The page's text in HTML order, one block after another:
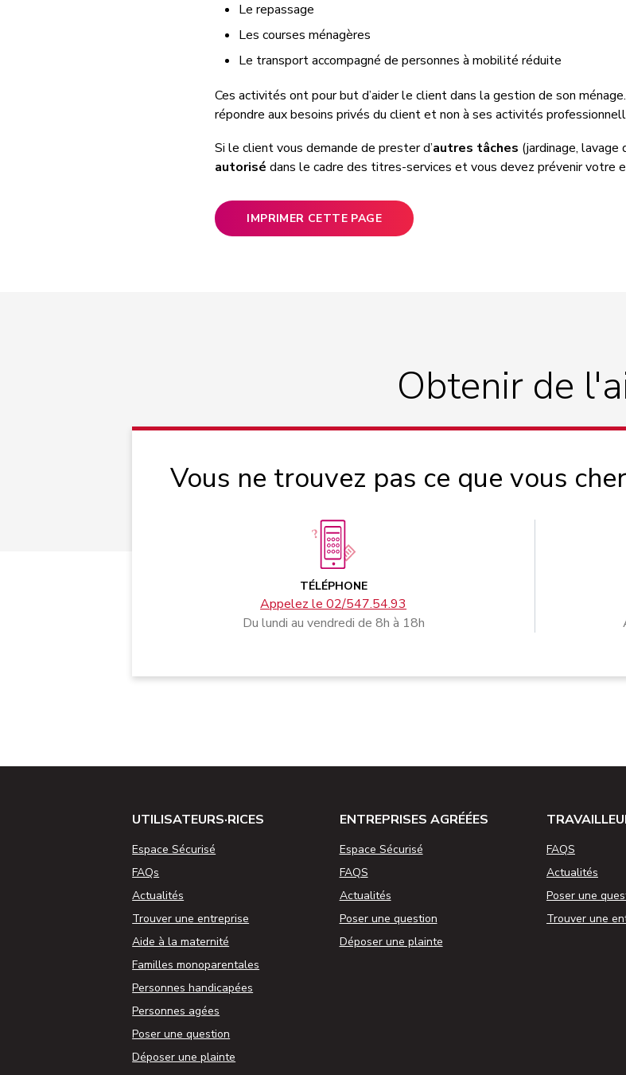
Le repassage
Les courses ménagères
Le transport accompagné de personnes à mobilité réduite
Ces activités ont pour but d’aider le client dans la gestion de son
répondre aux besoins privés du client et non à ses activités
Si le client vous demande de prester d’autres tâches (jardinage,
autorisé dans le cadre des titres-services et vous devez prévenir votre
IMPRIMER CETTE PAGE
Obtenir de
Vous ne trouvez pas ce que vous
TÉLÉPHONE
Appelez le 02/547.54.93
Du lundi au vendredi de 8h à 18h
UTILISATEURS·RICES
Espace Sécurisé
FAQs
Actualités
Trouver une entreprise
Aide à la maternité
Familles monoparentales
Personnes handicapées
Personnes agées
Poser une question
Déposer une plainte
ENTREPRISES AGRÉÉES
Espace Sécurisé
FAQS
Actualités
Poser une question
Déposer une plainte
FAQS
Actualités
Poser une
Trouver une